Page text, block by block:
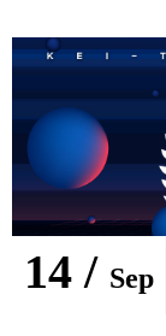
14 / Sep